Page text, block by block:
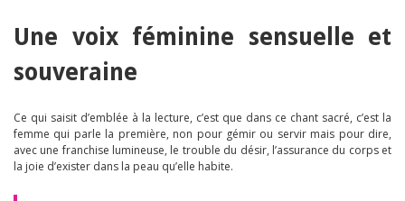
Une voix féminine sensuelle et
souveraine
Ce qui saisit d’emblée à la lecture, c’est que dans ce chant sacré, c’est la
femme qui parle la première, non pour gémir ou servir mais pour dire,
avec une franchise lumineuse, le trouble du désir, l’assurance du corps et
la joie d’exister dans la peau qu’elle habite.